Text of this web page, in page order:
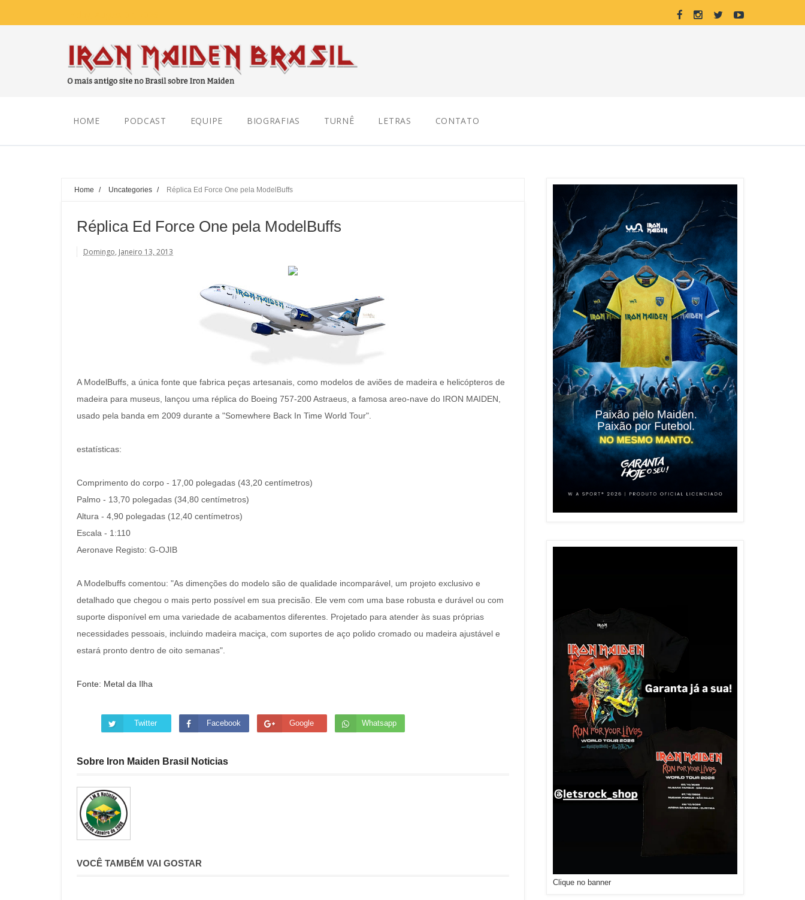
HOME PODCAST EQUIPE BIOGRAFIAS TURNÊ LETRAS CONTATO
Home / Uncategories / Réplica Ed Force One pela ModelBuffs
Réplica Ed Force One pela ModelBuffs
Domingo, Janeiro 13, 2013
A ModelBuffs, a única fonte que fabrica peças artesanais, como modelos de aviões de madeira e helicópteros de
madeira para museus, lançou uma réplica do Boeing 757-200 Astraeus, a famosa areo-nave do IRON MAIDEN,
usado pela banda em 2009 durante a "Somewhere Back In Time World Tour".
estatísticas:
Comprimento do corpo - 17,00 polegadas (43,20 centímetros)
Palmo - 13,70 polegadas (34,80 centímetros)
Altura - 4,90 polegadas (12,40 centímetros)
Escala - 1:110
Aeronave Registo: G-OJIB
A Modelbuffs comentou: "As dimenções do modelo são de qualidade incomparável, um projeto exclusivo e
detalhado que chegou o mais perto possível em sua precisão. Ele vem com uma base robusta e durável ou com
suporte disponível em uma variedade de acabamentos diferentes. Projetado para atender às suas próprias
necessidades pessoais, incluindo madeira maciça, com suportes de aço polido cromado ou madeira ajustável e
estará pronto dentro de oito semanas".
Fonte: Metal da Ilha
Twitter Facebook Google Whatsapp
Sobre Iron Maiden Brasil Noticias
VOCÊ TAMBÉM VAI GOSTAR
Clique no banner